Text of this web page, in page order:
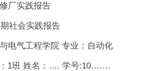
厂实践报告
会实践报告
电气工程学院 专业：自动化
：1班 姓名：…. 学号:10…….